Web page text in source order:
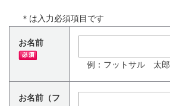
＊ は入力必須項目です
お名前
例：フットサル 太郎
お名前（フ